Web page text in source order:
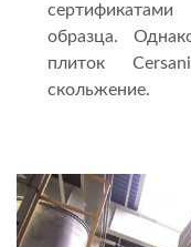
образца.
плиток
скольжение.